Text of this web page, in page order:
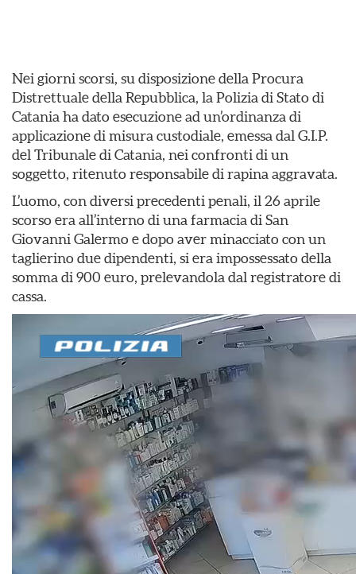
Nei giorni scorsi, su disposizione della Procura
Distrettuale della Repubblica, la Polizia di Stato di
Catania ha dato esecuzione ad un’ordinanza di
applicazione di misura custodiale, emessa dal G.I.P.
del Tribunale di Catania, nei confronti di un
soggetto, ritenuto responsabile di rapina aggravata.
L’uomo, con diversi precedenti penali, il 26 aprile
scorso era all’interno di una farmacia di San
Giovanni Galermo e dopo aver minacciato con un
taglierino due dipendenti, si era impossessato della
somma di 900 euro, prelevandola dal registratore di
cassa.